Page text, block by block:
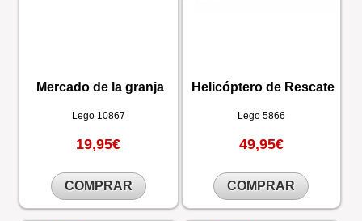
Mercado de la granja
Lego 10867
19,95€
COMPRAR
Helicóptero de Rescate
Lego 5866
49,95€
COMPRAR